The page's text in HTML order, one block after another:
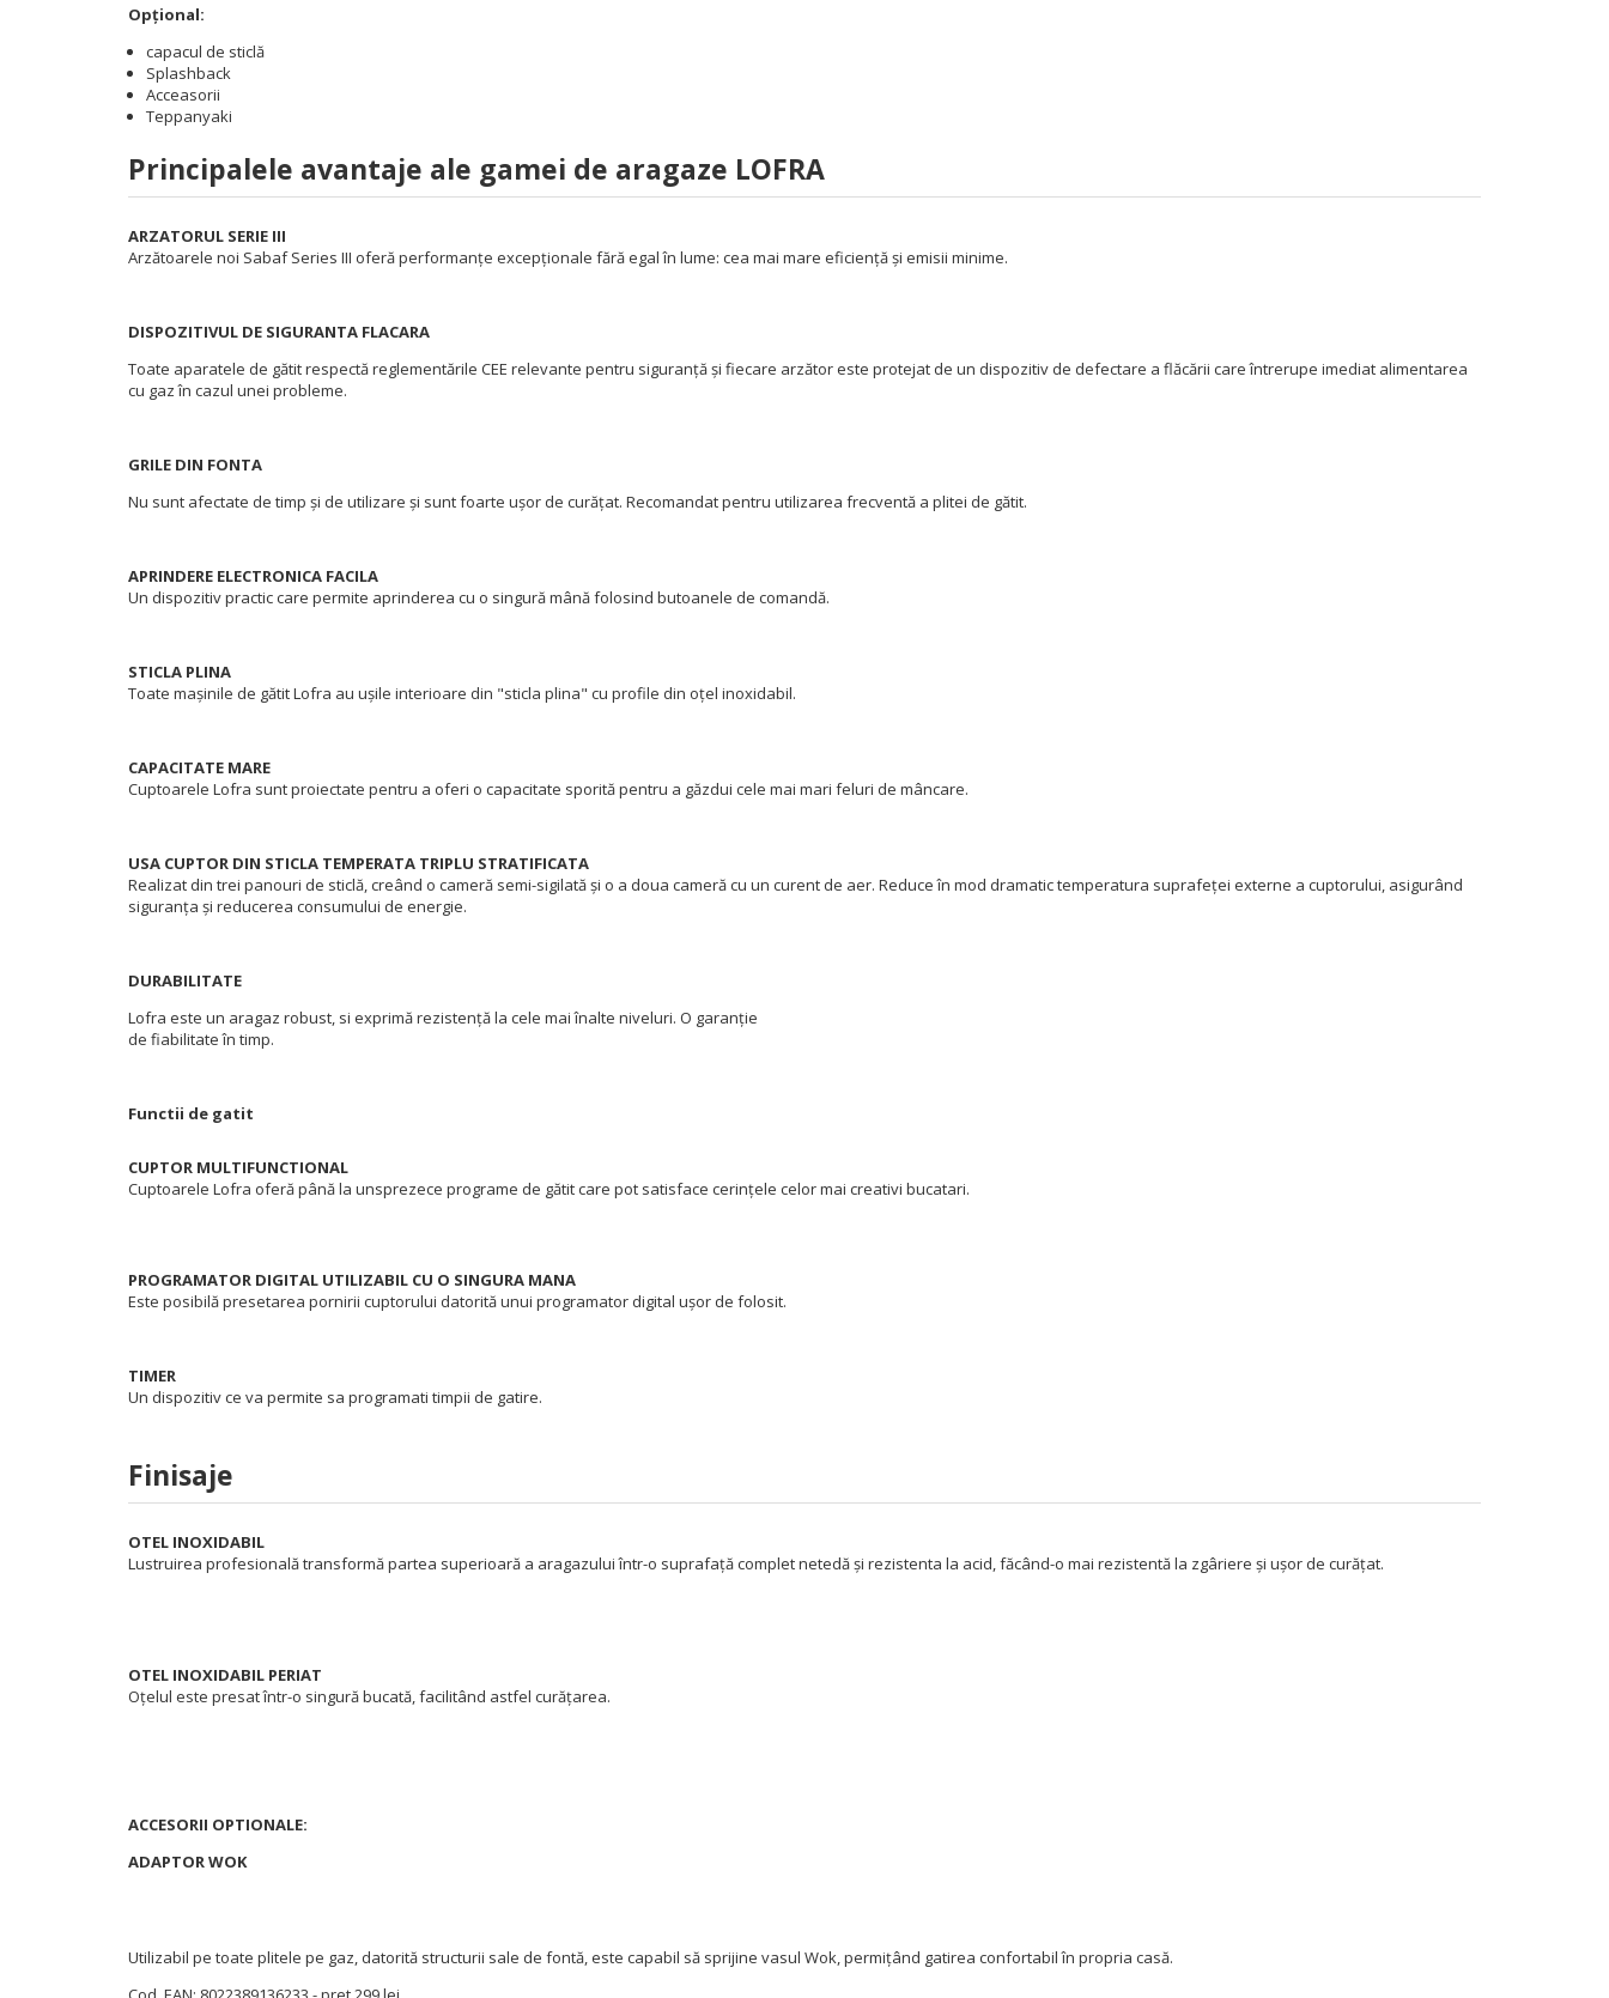
Opțional:
capacul de sticlă
Splashback
Acceasorii
Teppanyaki
Principalele avantaje ale gamei de aragaze LOFRA
ARZATORUL SERIE III
Arzătoarele noi Sabaf Series III oferă performanțe excepționale fără egal în lume: cea mai mare eficiență și emisii minime.
DISPOZITIVUL DE SIGURANTA FLACARA
Toate aparatele de gătit respectă reglementările CEE relevante pentru siguranță și fiecare arzător este protejat de un dispozitiv de defectare a flăcării care întrerupe imediat alimentarea
cu gaz în cazul unei probleme.
GRILE DIN FONTA
Nu sunt afectate de timp și de utilizare și sunt foarte ușor de curățat. Recomandat pentru utilizarea frecventă a plitei de gătit.
APRINDERE ELECTRONICA FACILA
Un dispozitiv practic care permite aprinderea cu o singură mână folosind butoanele de comandă.
STICLA PLINA
Toate mașinile de gătit Lofra au ușile interioare din "sticla plina" cu profile din oțel inoxidabil.
CAPACITATE MARE
Cuptoarele Lofra sunt proiectate pentru a oferi o capacitate sporită pentru a găzdui cele mai mari feluri de mâncare.
USA CUPTOR DIN STICLA TEMPERATA TRIPLU STRATIFICATA
Realizat din trei panouri de sticlă, creând o cameră semi-sigilată și o a doua cameră cu un curent de aer. Reduce în mod dramatic temperatura suprafeței externe a cuptorului, asigurând
siguranța și reducerea consumului de energie.
DURABILITATE
Lofra este un aragaz robust, si exprimă rezistență la cele mai înalte niveluri. O garanție
de fiabilitate în timp.
Functii de gatit
CUPTOR MULTIFUNCTIONAL
Cuptoarele Lofra oferă până la unsprezece programe de gătit care pot satisface cerințele celor mai creativi bucatari.
PROGRAMATOR DIGITAL UTILIZABIL CU O SINGURA MANA
Este posibilă presetarea pornirii cuptorului datorită unui programator digital ușor de folosit.
TIMER
Un dispozitiv ce va permite sa programati timpii de gatire.
Finisaje
OTEL INOXIDABIL
Lustruirea profesională transformă partea superioară a aragazului într-o suprafață complet netedă și rezistenta la acid, făcând-o mai rezistentă la zgâriere și ușor de curățat.
OTEL INOXIDABIL PERIAT
Oțelul este presat într-o singură bucată, facilitând astfel curățarea.
ACCESORII OPTIONALE:
ADAPTOR WOK
Utilizabil pe toate plitele pe gaz, datorită structurii sale de fontă, este capabil să sprijine vasul Wok, permițând gatirea confortabil în propria casă.